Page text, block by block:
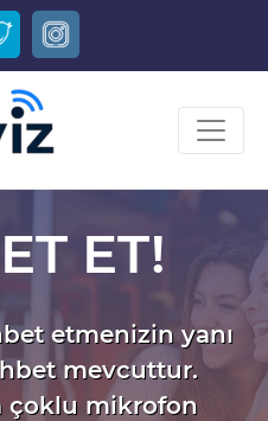
ET!
etmenizin yanı
mevcuttur.
çoklu mikrofon